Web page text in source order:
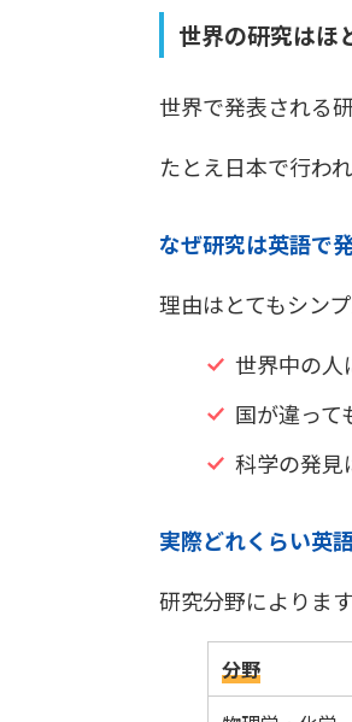
世界の研究はほ
世界で発表される
たとえ日本で行わ
なぜ研究は英語で
理由はとてもシンプ
世界中の人
国が違って
科学の発見
実際どれくらい英
研究分野によりま
分野